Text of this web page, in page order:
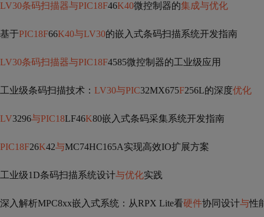
LV30条码扫描器与PIC18F46K40微控制器的集成与优化
基于PIC18F66K40与LV30的嵌入式条码扫描系统开发指南
LV30条码扫描器与PIC18F4585微控制器的工业级应用
工业级条码扫描技术： LV30与PIC32MX675F256L的深度优化
LV3296与PIC18LF46K80嵌入式条码采集系统开发指南
PIC18F26K42与MC74HC165A实现高效IO扩展方案
工业级1D条码扫描系统设计与优化实践
深入解析MPC8xx嵌入式系统：从RPX Lite看硬件协同设计与性